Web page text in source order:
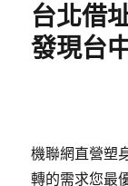
台北借
發現台
機聯網直營塑
轉的需求您最